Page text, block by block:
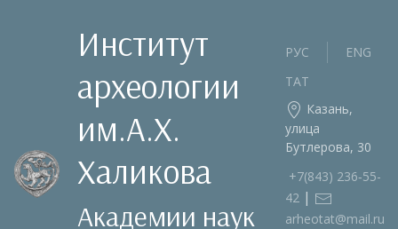
Институт
археологии
им.А.Х.
Халикова
Академии наук
РУС
ENG
ТАТ
Казань,
улица
Бутлерова, 30
+7(843) 236‑55-
42 |
arheotat@mail.ru